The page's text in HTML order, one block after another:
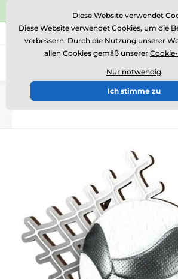
⭐Siehe 504 verifizierte Bewertungen
Rufen Sie uns an (Mo-Fr 15-18)
0
Einführung Holztrophäen WF002
Diese Website verwendet
Diese Website verwendet Cookies, um die
verbessern. Durch die Nutzung unserer
allen Cookies gemäß unserer
Nur notwendig
Ich stimme zu